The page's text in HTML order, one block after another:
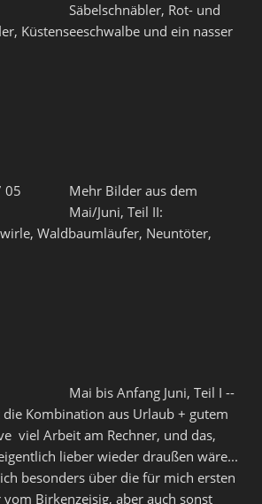
Säbelschnäbler, Rot- und
Küstenseeschwalbe und ein nasser
Mehr Bilder aus dem
Mai/Juni, Teil II:
Waldbaumläufer, Neuntöter,
Mai bis Anfang Juni, Teil I --
Kombination aus Urlaub + gutem
viel Arbeit am Rechner, und das,
lieber wieder draußen wäre...
besonders über die für mich ersten
Birkenzeisig, aber auch sonst